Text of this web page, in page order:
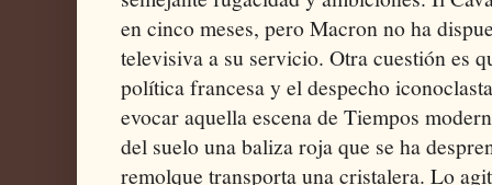
en cinco meses, pero Macron no ha
televisiva a su servicio. Otra cuestión es
política francesa y el despecho
evocar aquella escena de Tiempos
del suelo una baliza roja que se ha
remolque transporta una cristalera. Lo